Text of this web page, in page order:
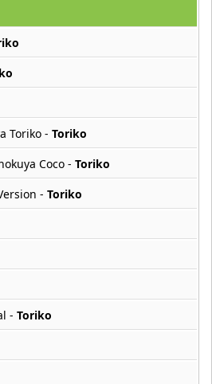
Toriko - Toriko
Coco - Toriko
- Toriko
- Toriko